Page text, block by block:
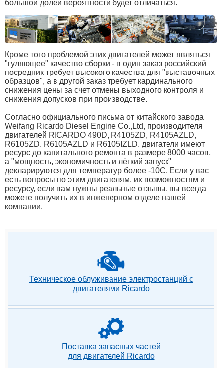
большой долей вероятности будет отличаться.
Кроме того проблемой этих двигателей может являться
"гуляющее" качество сборки - в один заказ российский
посредник требует высокого качества для "выставочных
образцов", а в другой заказ требует кардинального
снижения цены за счет отмены выходного контроля и
снижения допусков при производстве.
Согласно официального письма от китайского завода
Weifang Ricardo Diesel Engine Co.,Ltd, производителя
двигателей RICARDO 490D, R4105ZD, R4105AZLD,
R6105ZD, R6105AZLD и R6105IZLD, двигатели имеют
ресурс до капитального ремонта в размере 8000 часов,
а "мощность, экономичность и лёгкий запуск"
декларируются для температур более -10С. Если у вас
есть вопросы по этим двигателям, их возможностям и
ресурсу, если вам нужны реальные отзывы, вы всегда
можете получить их в инженерном отделе нашей
компании.
Техническое облуживание электростанций с
двигателями Ricardo
Поставка запасных частей
для двигателей Ricardo